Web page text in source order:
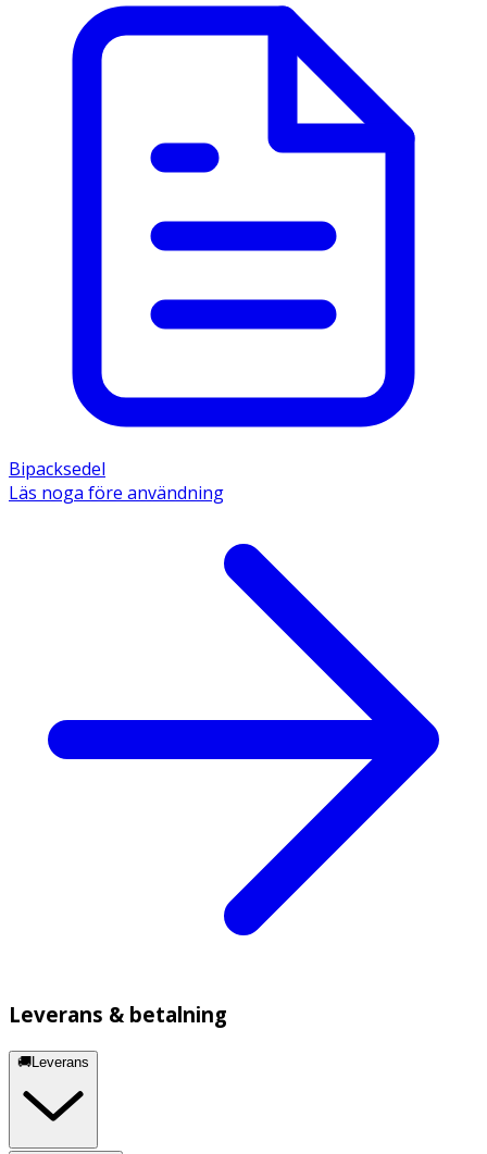
Bipacksedel
Läs noga före användning
Leverans & betalning
🚚Leverans